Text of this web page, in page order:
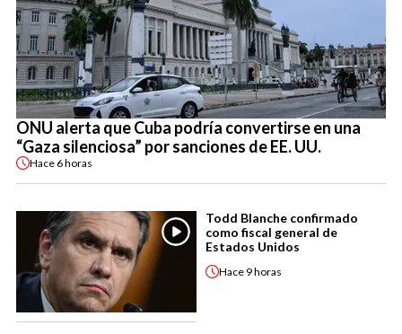
ONU alerta que Cuba podría convertirse en una
“Gaza silenciosa” por sanciones de EE. UU.
Hace 6 horas
Todd Blanche confirmado
como fiscal general de
Estados Unidos
Hace 9 horas